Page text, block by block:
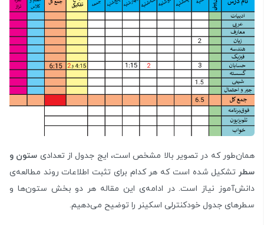
همان‌طور که در تصویر بالا مشخص است، ایج جدول از تعدادی ستون و
سطر تشکیل شده است که هر کدام برای تثبت اطلاعات روند مطالعه‌ی
دانش‌آموز نیاز است. در ادامه‌ی این مقاله هر دو بخش ستون‌ها و
سطرهای جدول خودکنترلی اسکینر را توضیح می‌دهیم.